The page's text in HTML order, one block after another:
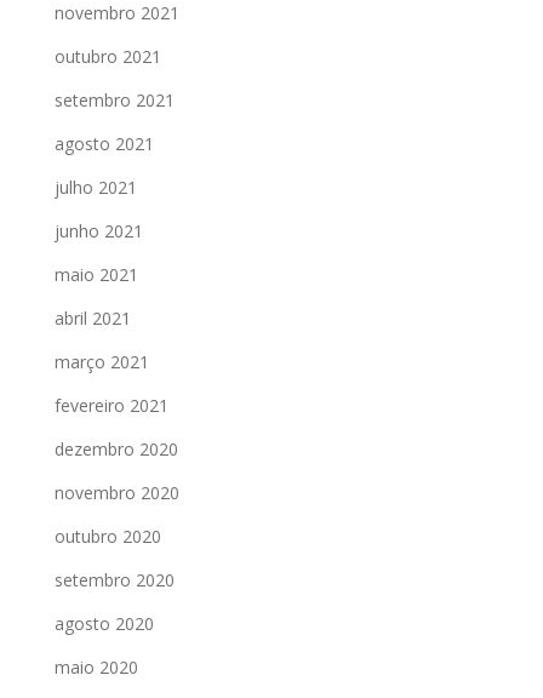
novembro 2021
outubro 2021
setembro 2021
agosto 2021
julho 2021
junho 2021
maio 2021
abril 2021
março 2021
fevereiro 2021
dezembro 2020
novembro 2020
outubro 2020
setembro 2020
agosto 2020
maio 2020